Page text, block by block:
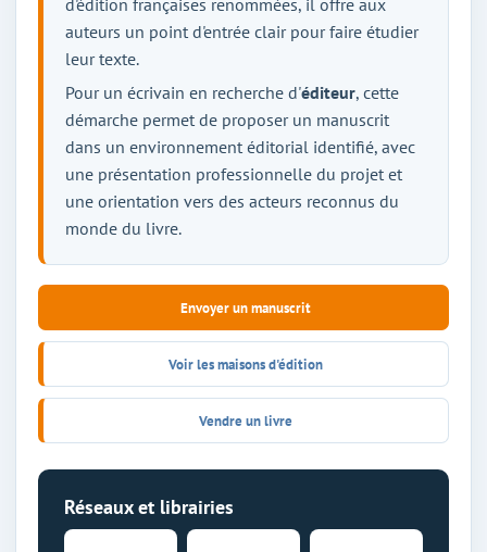
d'édition françaises renommées, il offre aux
auteurs un point d'entrée clair pour faire étudier
leur texte.
Pour un écrivain en recherche d'éditeur, cette
démarche permet de proposer un manuscrit
dans un environnement éditorial identifié, avec
une présentation professionnelle du projet et
une orientation vers des acteurs reconnus du
monde du livre.
Envoyer un manuscrit
Voir les maisons d'édition
Vendre un livre
Réseaux et librairies